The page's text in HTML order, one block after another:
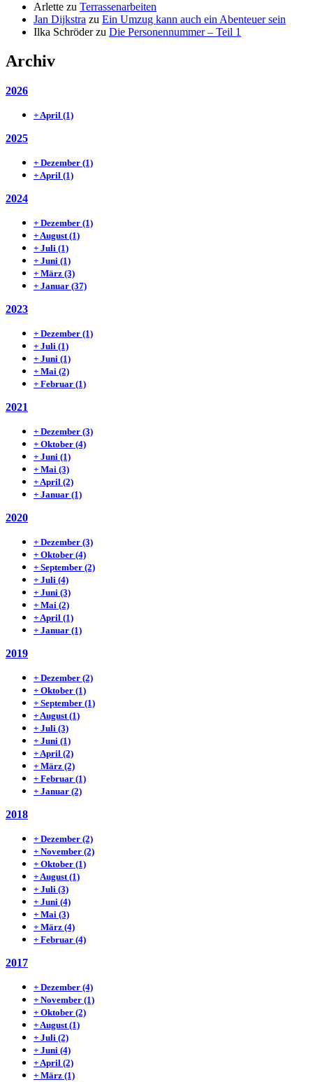
Arlette zu Terrassenarbeiten
Jan Dijkstra zu Ein Umzug kann auch ein Abenteuer sein
Ilka Schröderzu Die Personennummer – Teil 1
Archiv
2026
+April (1)
2025
+ Dezember (1)
+April (1)
2024
+ Dezember (1)
+August(1)
+ Juli (1)
+ Juni (1)
+ März (3)
+ Januar (37)
2023
+ Dezember (1)
+ Juli (1)
+ Juni (1)
+ Mai (2)
+ Februar (1)
2021
+ Dezember (3)
+ Oktober (4)
+ Juni (1)
+ Mai (3)
+April (2)
+ Januar (1)
2020
+ Dezember (3)
+ Oktober (4)
+ September (2)
+ Juli (4)
+ Juni (3)
+ Mai (2)
+April (1)
+ Januar (1)
2019
+ Dezember (2)
+ Oktober (1)
+ September (1)
+August(1)
+ Juli (3)
+ Juni (1)
+April (2)
+ März (2)
+ Februar (1)
+ Januar (2)
2018
+ Dezember (2)
+ November (2)
+ Oktober (1)
+August(1)
+ Juli (3)
+ Juni (4)
+ Mai (3)
+ März (4)
+ Februar (4)
2017
+ Dezember (4)
+ November (1)
+ Oktober (2)
+August(1)
+ Juli (2)
+ Juni (4)
+April (2)
+ März (1)